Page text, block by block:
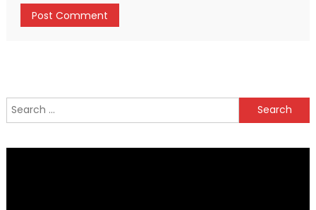
Search
for: